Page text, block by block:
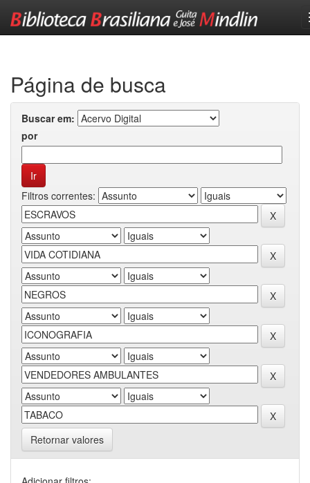
Página de busca
Buscar em:
por
Filtros correntes:
Retornar valores